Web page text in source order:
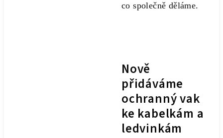
co společně děláme.
Nově
přidáváme
ochranný vak
ke kabelkám a
ledvinkám